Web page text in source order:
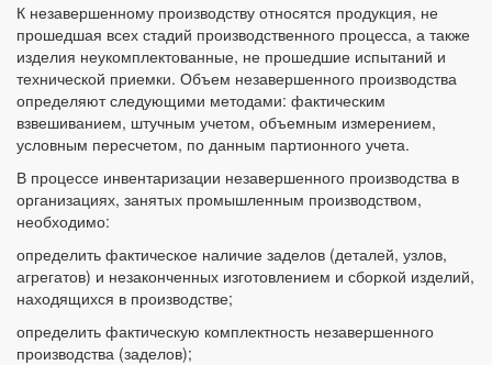
К незавершенному производству относятся продукция, не
прошедшая всех стадий производственного процесса, а также
изделия неукомплектованные, не прошедшие испытаний и
технической приемки. Объем незавершенного производства
определяют следующими методами: фактическим
взвешиванием, штучным учетом, объемным измерением,
условным пересчетом, по данным партионного учета.
В процессе инвентаризации незавершенного производства в
организациях, занятых промышленным производством,
необходимо:
определить фактическое наличие заделов (деталей, узлов,
агрегатов) и незаконченных изготовлением и сборкой изделий,
находящихся в производстве;
определить фактическую комплектность незавершенного
производства (заделов);